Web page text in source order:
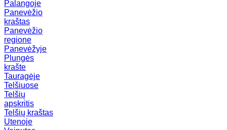
Palangoje
Panevėžio
kraštas
Panevėžio
regione
Panevėžyje
Plungės
krašte
Tauragėje
Telšiuose
Telšių
apskritis
Telšių kraštas
Utenoje